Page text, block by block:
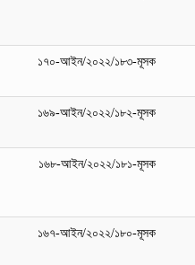
১৭০-আইন/২০২২/১৮৩-মূসক
১৬৯-আইন/২০২২/১৮২-মূসক
১৬৮-আইন/২০২২/১৮১-মূসক
১৬৭-আইন/২০২২/১৮০-মূসক